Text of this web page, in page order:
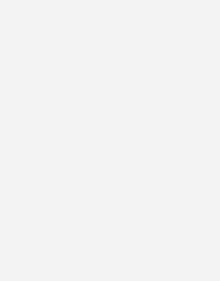
oder pneumatisch). Mit
Schrauberarten und
sowie Niet- oder Meißelhämmer
auch Randbedingungen wie etwa
die maximal zulässigen
von Frauen und Männern
sich hinsichtlich der Gewichtung
etwa bei Schleifern äußere
Lärm-, Staub- und Ölbelastung
bei Meißelhämmern vor allem
dominieren dagegen häufig